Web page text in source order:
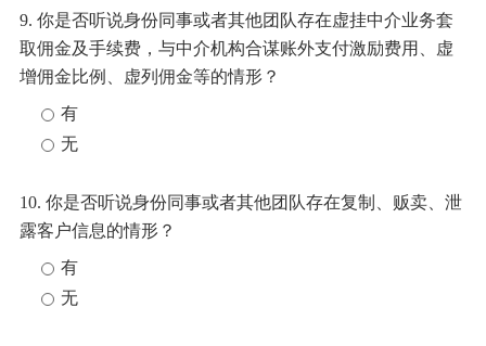
9. 你是否听说身份同事或者其他团队存在虚挂中介业务套
取佣金及手续费，与中介机构合谋账外支付激励费用、虚
增佣金比例、虚列佣金等的情形？
有
无
10. 你是否听说身份同事或者其他团队存在复制、贩卖、泄
露客户信息的情形？
有
无